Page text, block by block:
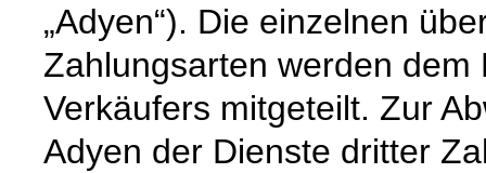
„Adyen“). Die einzelnen
Zahlungsarten werden
Verkäufers mitgeteilt. Zur
Adyen der Dienste dritter